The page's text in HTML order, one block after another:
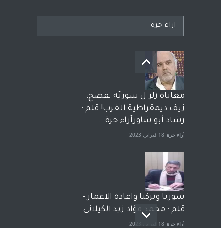
اراء حرة
معاناة زلزال سوريّة تفضح:
زيف ديمقراطية الغرب! قلم :
رشاد أبو شاورآراء حرة ..
آراء حرة 18 فبراير، 2023
سوريا وتركيا واعادة الاعمار -
قلم : محمد فؤاد زيد الكيلاني
آراء حرة 18 فبراير، 2023